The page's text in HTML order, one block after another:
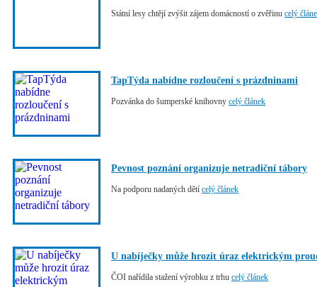
Státní lesy chtějí zvýšit zájem domácností o zvěřinu celý
TapTýda nabídne rozloučení s prázdninami
Pozvánka do šumperské knihovny celý článek
Pevnost poznání organizuje netradiční tábory
Na podporu nadaných dětí celý článek
U nabíječky může hrozit úraz elektrickým
ČOI nařídila stažení výrobku z trhu celý článek